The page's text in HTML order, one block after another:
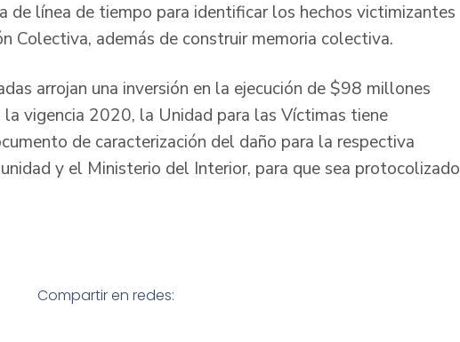
de línea de tiempo para identificar los hechos victimizantes
Colectiva, además de construir memoria colectiva.
arrojan una inversión en la ejecución de $98 millones
vigencia 2020, la Unidad para las Víctimas tiene
de caracterización del daño para la respectiva
y el Ministerio del Interior, para que sea protocolizado
Compartir en redes: